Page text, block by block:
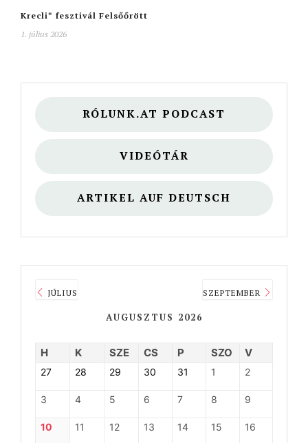
Krecli* fesztivál Felsőőrött
1. július 2026
RÓLUNK.AT PODCAST
VIDEÓTÁR
ARTIKEL AUF DEUTSCH
JÚLIUS
AUGUSZTUS 2026
SZEPTEMBER
H K SZE CS P SZO V
27 28 29 30 31 1 2
3 4 5 6 7 8 9
10 11 12 13 14 15 16